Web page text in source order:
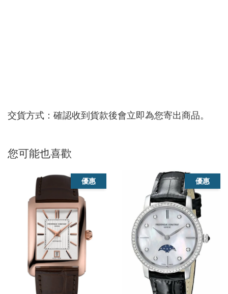
交貨方式：確認收到貨款後會立即為您寄出商品。
您可能也喜歡
優惠 優惠